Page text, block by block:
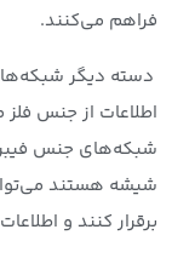
فراهم می‌کنند.
دسته دیگر شبکه‌های
اطلاعات از جنس
شبکه‌های جنس فیبر
شیشه هستند
برقرار کنند و